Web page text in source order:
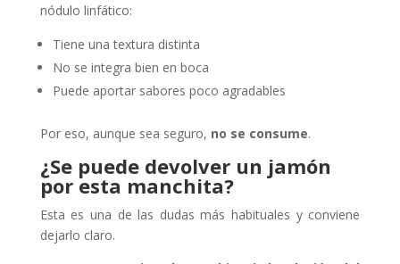
nódulo linfático:
Tiene una textura distinta
No se integra bien en boca
Puede aportar sabores poco agradables
Por eso, aunque sea seguro, no se consume.
¿Se puede devolver un jamón
por esta manchita?
Esta es una de las dudas más habituales y conviene
dejarlo claro.